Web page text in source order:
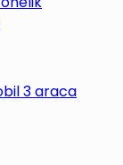
3 araca